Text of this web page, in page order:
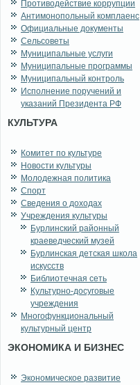
Противодействие коррупции
Антимонопольный комплаенс
Официальные документы
Сельсоветы
Муниципальные услуги
Муниципальные программы
Муниципальный контроль
Исполнение поручений и
указаний Президента РФ
КУЛЬТУРА
Комитет по культуре
Новости культуры
Молодежная политика
Спорт
Сведения о доходах
Учреждения культуры
Бурлинский районный
краеведческий музей
Бурлинская детская школа
искусств
Библиотечная сеть
Культурно-досуговые
учреждения
Многофункциональный
культурный центр
ЭКОНОМИКА И БИЗНЕС
Экономическое развитие